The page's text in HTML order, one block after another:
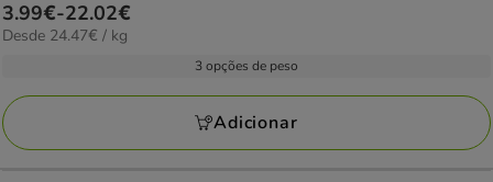
estrelas
com
avaliações
Preço
de
22.02€
3.99€-22.02€
24.47€
Desde 24.47€ / kg
3 opções de peso
Adicionar